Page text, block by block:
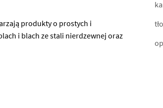
produkty o prostych i
i blach ze stali nierdzewnej oraz